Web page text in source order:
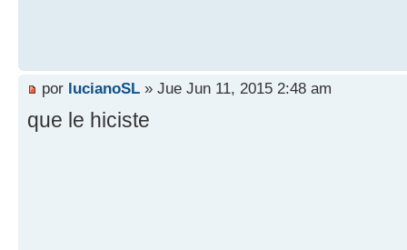
por lucianoSL » Jue Jun 11, 2015 2:48 am
que le hiciste